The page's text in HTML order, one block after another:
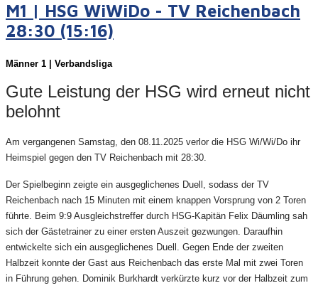
M1 | HSG WiWiDo - TV Reichenbach
28:30 (15:16)
Männer 1 | Verbandsliga
Gute Leistung der HSG wird erneut nicht
belohnt
Am vergangenen Samstag, den 08.11.2025 verlor die HSG Wi/Wi/Do ihr
Heimspiel gegen den TV Reichenbach mit 28:30.
Der Spielbeginn zeigte ein ausgeglichenes Duell, sodass der TV
Reichenbach nach 15 Minuten mit einem knappen Vorsprung von 2 Toren
führte. Beim 9:9 Ausgleichstreffer durch HSG-Kapitän Felix Däumling sah
sich der Gästetrainer zu einer ersten Auszeit gezwungen. Daraufhin
entwickelte sich ein ausgeglichenes Duell. Gegen Ende der zweiten
Halbzeit konnte der Gast aus Reichenbach das erste Mal mit zwei Toren
in Führung gehen. Dominik Burkhardt verkürzte kurz vor der Halbzeit zum